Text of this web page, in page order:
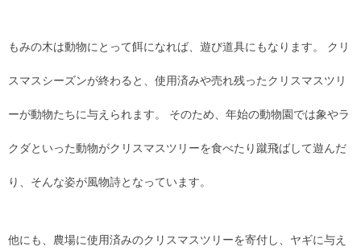
もみの木は動物にとって餌になれば、遊び道具にもなります。 クリ
スマスシーズンが終わると、使用済みや売れ残ったクリスマスツリ
ーが動物たちに与えられます。 そのため、年始の動物園では象やラ
クダといった動物がクリスマスツリーを食べたり蹴飛ばして遊んだ
り、そんな姿が風物詩となっています。
他にも、農場に使用済みのクリスマスツリーを寄付し、ヤギに与え